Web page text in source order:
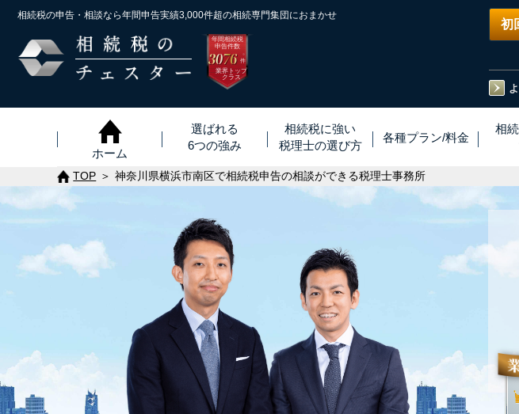
相続税の申告・相談なら年間申告実績3,000件超の相続専門集団におまかせ
年間相続税
申告件数
3076 ※
件
業界トップ
クラス
初
ホーム
選ばれる
6つの強み
相続税に強い
税理士の選び方
各種プラン/料金
相
TOP 神奈川県横浜市南区で相続税申告の相談ができる税理士事務所